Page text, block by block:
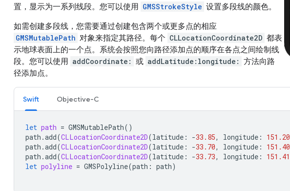
置，显示为一系列线段。您可以使用 GMSStrokeStyle 设置多段线的颜色。
如需创建多段线，您需要通过创建包含两个或更多点的相应
GMSMutablePath 对象来指定其路径。每个 CLLocationCoordinate2D 都表
示地球表面上的一个点。系统会按照您向路径添加点的顺序在各点之间绘制线
段。您可以使用 addCoordinate: 或 addLatitude:longitude: 方法向路
径添加点。
Swift Objective-C
let path = GMSMutablePath()
path .add(CLLocationCoordinate2D(latitude : -33.85, longitude : 151.20
path .add(CLLocationCoordinate2D(latitude : -33.70, longitude : 151.40
path .add(CLLocationCoordinate2D(latitude : -33.73, longitude : 151.41
let polyline = GMSPolyline(path : path)